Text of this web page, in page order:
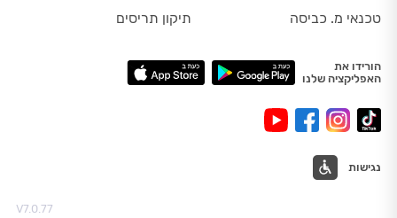
טכנאי מ. כביסה
תיקון תריסים
הורידו את
האפליקציה שלנו
נגישות
V7.0.77